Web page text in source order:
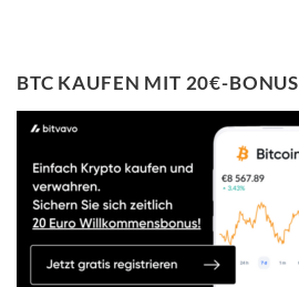
BTC KAUFEN MIT 20€-BONUS